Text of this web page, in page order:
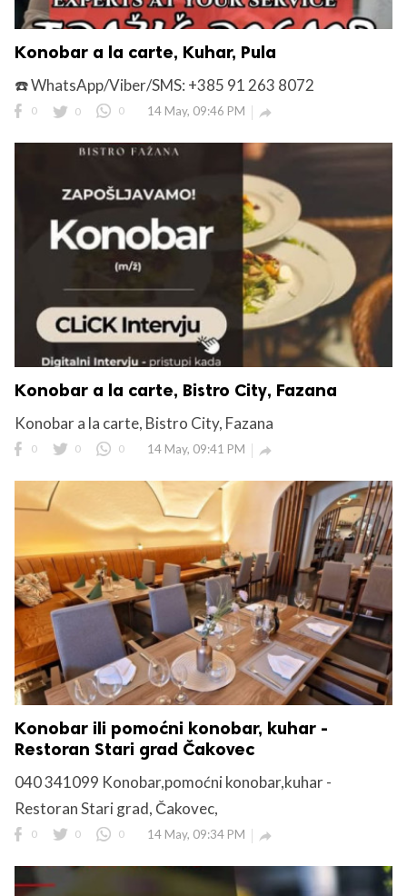
Konobar a la carte, Kuhar, Pula
☎️ WhatsApp/Viber/SMS: +385 91 263 8072
0 0 0 14 May, 09:46 PM 
Konobar a la carte, Bistro City, Fazana
Konobar a la carte, Bistro City, Fazana
0 0 0 14 May, 09:41 PM 
Konobar ili pomoćni konobar, kuhar -
Restoran Stari grad Čakovec
040 341099 Konobar,pomoćni konobar,kuhar -
Restoran Stari grad, Čakovec,
0 0 0 14 May, 09:34 PM 